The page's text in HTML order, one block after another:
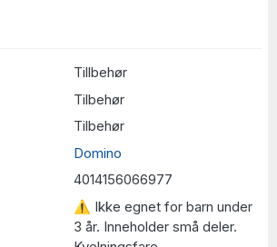
Tillbehør
Tilbehør
Tilbehør
Domino
4014156066977
⚠ Ikke egnet for barn under
3 år. Inneholder små deler.